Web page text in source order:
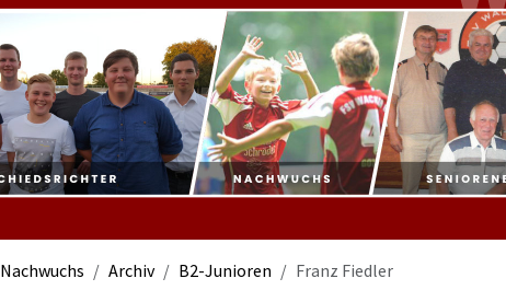
Nachwuchs Archiv B2-Junioren Franz Fiedler